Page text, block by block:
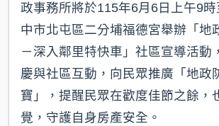
政事務所將於115年6月6日上午9
中市北屯區二分埔福德宮舉辦「地
－深入鄰里特快車」社區宣導活動
慶與社區互動，向民眾推廣「地政
寶」，提醒民眾在歡度佳節之餘，
覺，守護自身房產安全。